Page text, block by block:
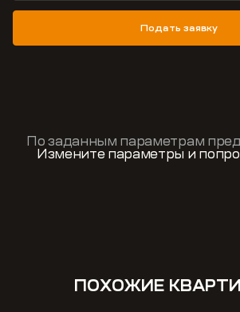
Подать заявку
По заданным параметрам
Измените параметры и
ПОХОЖИЕ